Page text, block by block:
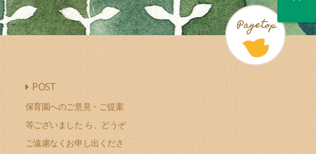
POST
保育園へのご意見・ご提案
等ございました ら、どうぞ
ご遠慮なくお申し出くださ